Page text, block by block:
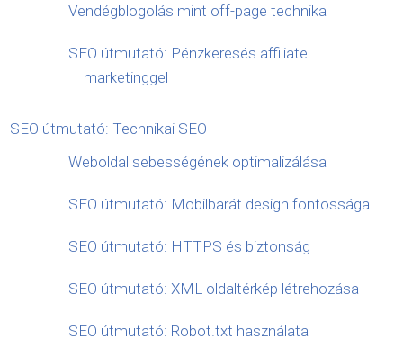
Vendégblogolás mint off-page technika
SEO útmutató: Pénzkeresés affiliate
marketinggel
SEO útmutató: Technikai SEO
Weboldal sebességének optimalizálása
SEO útmutató: Mobilbarát design fontossága
SEO útmutató: HTTPS és biztonság
SEO útmutató: XML oldaltérkép létrehozása
SEO útmutató: Robot.txt használata